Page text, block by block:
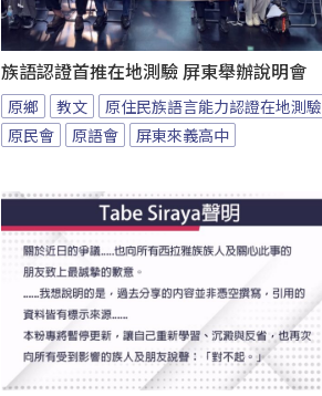
族語認證首推在地測驗 屏東舉辦說明會
原鄉 教文
原住民族語言能力認證在地測驗
原民會
原語會 屏東來義高中